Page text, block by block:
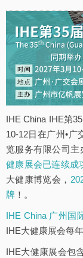
IHE China IHE第
10-12日在广州•
览服务有限公司主
健康展会已连续成
大健康博览会，
牌 ！。
IHE China 广州国
IHE大健康展会每
IHE大健康展会包